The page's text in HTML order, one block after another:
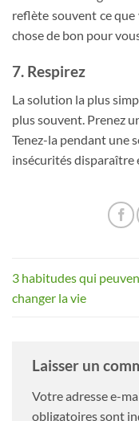
reflète souvent ce que
chose de bon pour
7. Respirez
La solution la plus
plus souvent. Prenez
Tenez-la pendant une
insécurités disparaître
3 habitudes qui
changer la vie
Laisser un
Votre adresse e-
obligatoires sont